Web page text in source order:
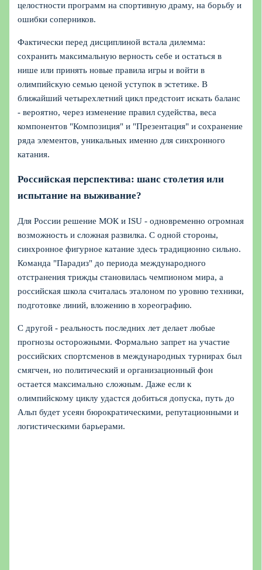
целостности программ на спортивную драму, на борьбу и
ошибки соперников.
Фактически перед дисциплиной встала дилемма:
сохранить максимальную верность себе и остаться в
нише или принять новые правила игры и войти в
олимпийскую семью ценой уступок в эстетике. В
ближайший четырехлетний цикл предстоит искать баланс
- вероятно, через изменение правил судейства, веса
компонентов "Композиция" и "Презентация" и сохранение
ряда элементов, уникальных именно для синхронного
катания.
Российская перспектива: шанс столетия или
испытание на выживание?
Для России решение МОК и ISU - одновременно огромная
возможность и сложная развилка. С одной стороны,
синхронное фигурное катание здесь традиционно сильно.
Команда "Парадиз" до периода международного
отстранения трижды становилась чемпионом мира, а
российская школа считалась эталоном по уровню техники,
подготовке линий, вложению в хореографию.
С другой - реальность последних лет делает любые
прогнозы осторожными. Формально запрет на участие
российских спортсменов в международных турнирах был
смягчен, но политический и организационный фон
остается максимально сложным. Даже если к
олимпийскому циклу удастся добиться допуска, путь до
Альп будет усеян бюрократическими, репутационными и
логистическими барьерами.